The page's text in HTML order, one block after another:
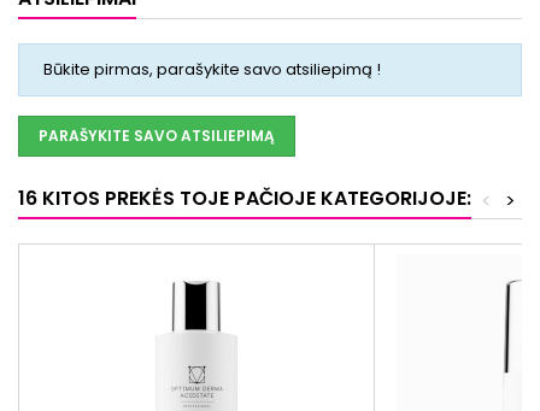
Būkite pirmas, parašykite savo atsiliepimą !
PARAŠYKITE SAVO ATSILIEPIMĄ
16 KITOS PREKĖS TOJE PAČIOJE KATEGORIJOJE: >
<